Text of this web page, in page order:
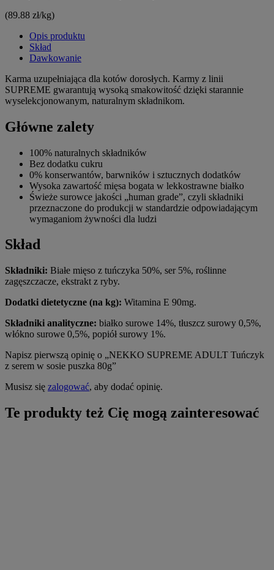
(89.88 zł/kg)
Opis produktu
Skład
Dawkowanie
Karma uzupełniająca dla kotów dorosłych. Karmy z linii
SUPREME gwarantują wysoką smakowitość dzięki starannie
wyselekcjonowanym, naturalnym składnikom.
Główne zalety
100% naturalnych składników
Bez dodatku cukru
0% konserwantów, barwników i sztucznych dodatków
Wysoka zawartość mięsa bogata w lekkostrawne białko
Świeże surowce jakości „human grade”, czyli składniki
przeznaczone do produkcji w standardzie odpowiadającym
wymaganiom żywności dla ludzi
Skład
Składniki: Białe mięso z tuńczyka 50%, ser 5%, roślinne
zagęszczacze, ekstrakt z ryby.
Dodatki dietetyczne (na kg): Witamina E 90mg.
Składniki analityczne: białko surowe 14%, tłuszcz surowy 0,5%,
włókno surowe 0,5%, popiół surowy 1%.
Napisz pierwszą opinię o „NEKKO SUPREME ADULT Tuńczyk
z serem w sosie puszka 80g”
Musisz się zalogować, aby dodać opinię.
Te produkty też Cię mogą zainteresować